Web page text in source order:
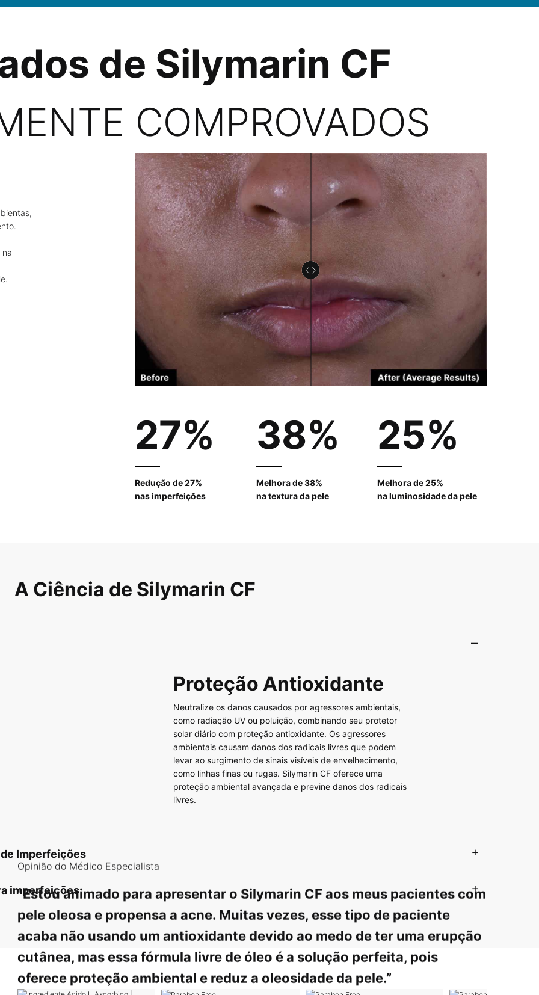
de Silymarin CF
COMPROVADOS
na
27%
Redução de 27%
nas imperfeições
38%
Melhora de 38%
na textura da pele
25%
Melhora de 25%
na luminosidade da pele
A Ciência de Silymarin CF
Proteção Antioxidante
Neutralize os danos causados por agressores ambientais,
como radiação UV ou poluição, combinando seu protetor
solar diário com proteção antioxidante. Os agressores
ambientais causam danos dos radicais livres que podem
levar ao surgimento de sinais visíveis de envelhecimento,
como linhas finas ou rugas. Silymarin CF oferece uma
proteção ambiental avançada e previne danos dos radicais
livres.
Imperfeições
imperfeições
Opinião do Médico Especialista
"Estou animado para apresentar o Silymarin CF aos meus pacientes com
pele oleosa e propensa a acne. Muitas vezes, esse tipo de paciente
acaba não usando um antioxidante devido ao medo de ter uma erupção
cutânea, mas essa fórmula livre de óleo é a solução perfeita, pois
oferece proteção ambiental e reduz a oleosidade da pele.”